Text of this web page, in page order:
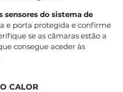
sensores do sistema de
e porta protegida e confirme
se as câmaras estão a
consegue aceder às
CALOR